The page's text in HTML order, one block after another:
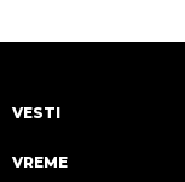
VESTI
VREME